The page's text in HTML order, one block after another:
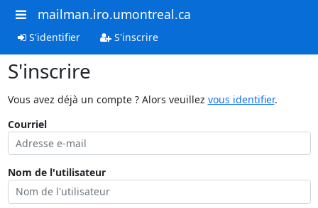
mailman.iro.umontreal.ca
S'identifier S'inscrire
S'inscrire
Vous avez déjà un compte ? Alors veuillez vous identifier.
Courriel
Nom de l'utilisateur